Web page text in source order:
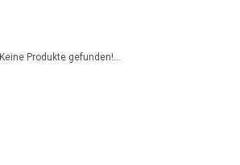
Keine Produkte gefunden!...